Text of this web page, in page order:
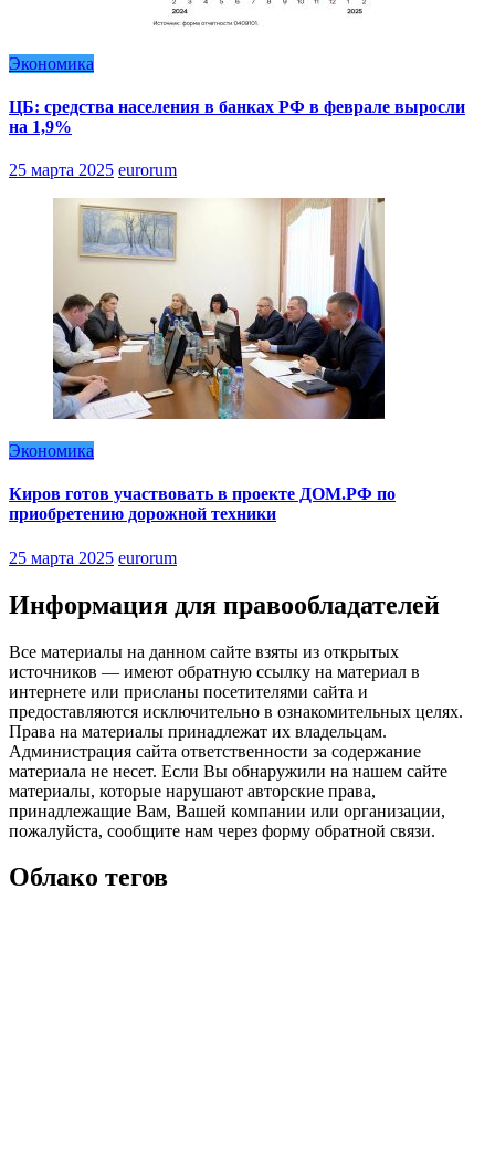
Экономика
ЦБ: средства населения в банках РФ в феврале выросли
на 1,9%
25 марта 2025 eurorum
Экономика
Киров готов участвовать в проекте ДОМ.РФ по
приобретению дорожной техники
25 марта 2025 eurorum
Информация для правообладателей
Все материалы на данном сайте взяты из открытых
источников — имеют обратную ссылку на материал в
интернете или присланы посетителями сайта и
предоставляются исключительно в ознакомительных целях.
Права на материалы принадлежат их владельцам.
Администрация сайта ответственности за содержание
материала не несет. Если Вы обнаружили на нашем сайте
материалы, которые нарушают авторские права,
принадлежащие Вам, Вашей компании или организации,
пожалуйста, сообщите нам через форму обратной связи.
Облако тегов